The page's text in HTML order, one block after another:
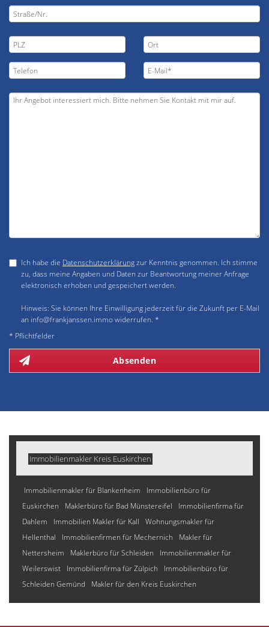
Ich habe die Datenschutzerklärungzur Kenntnis genommen. Ich stimme
zu, dass meine Angaben und Daten zur Beantwortung meiner Anfrage
elektronisch erhoben und gespeichert werden.
Hinweis: Sie können Ihre Einwilligung jederzeit für die Zukunft per E-Mail
an info@frankjanssen.immo widerrufen. *
* Pflichtfelder
Absenden
Immobilienmakler Kreis Euskirchen
Immobilienmakler für Blankenheim
Immobilienbüro für
Euskirchen
Maklerbüro für Bad Münstereifel
Immobilienfirma für
Dahlem
Immobilien Makler für Kall
Wohnungsmakler für
Hellenthal
Immobilienfirmen für Mechernich
Makler für
Nettersheim
Maklerbüro für Schleiden
Immobilienmakler für
Weilerswist
Immobilienfirma für Zülpich
Immobilienbüro für
Schleiden Gemünd
Makler für den Kreis Euskirchen